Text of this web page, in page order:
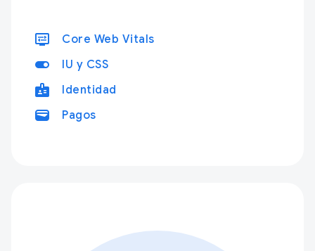
display_settings Core Web Vitals
toggle_on IU y CSS
badge Identidad
wallet Pagos